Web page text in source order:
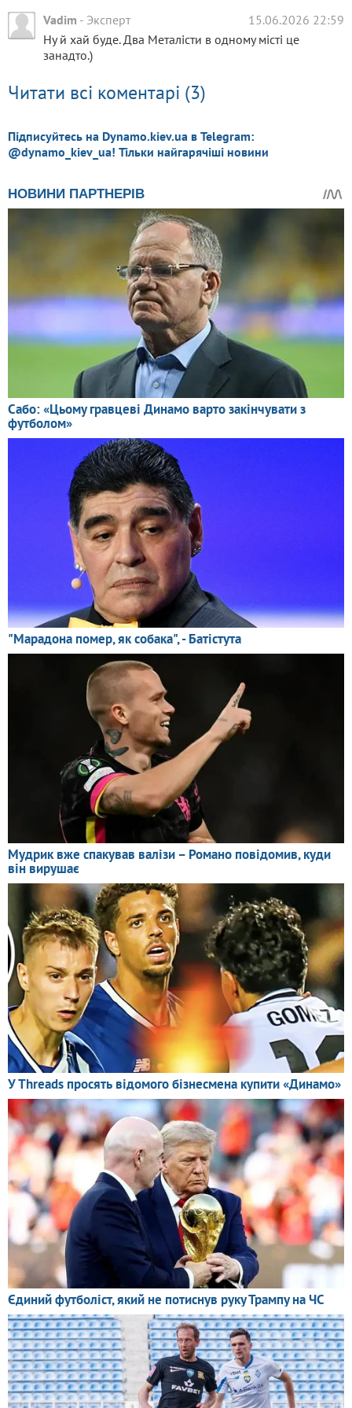
Vadim - Эксперт
15.06.2026 22:59
Ну й хай буде. Два Металісти в одному місті це
занадто.)
Читати всі коментарі (3)
Підписуйтесь на Dynamo.kiev.ua в Telegram:
@dynamo_kiev_ua! Тільки найгарячіші новини